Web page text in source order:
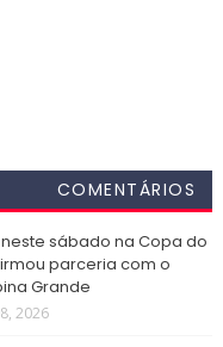
COMENTÁRIOS
sábado na Copa do
parceria com o
Grande
2026